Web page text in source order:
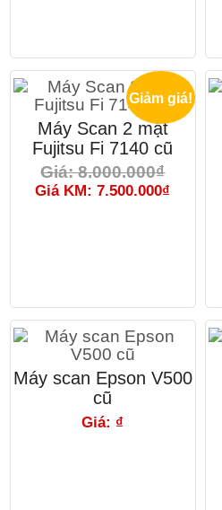
Giảm giá!
Máy Scan 2 mặt
Fujitsu Fi 7140 cũ
Giá: 8.000.000₫
Giá KM: 7.500.000₫
Máy scan Epson V500
cũ
Giá: ₫